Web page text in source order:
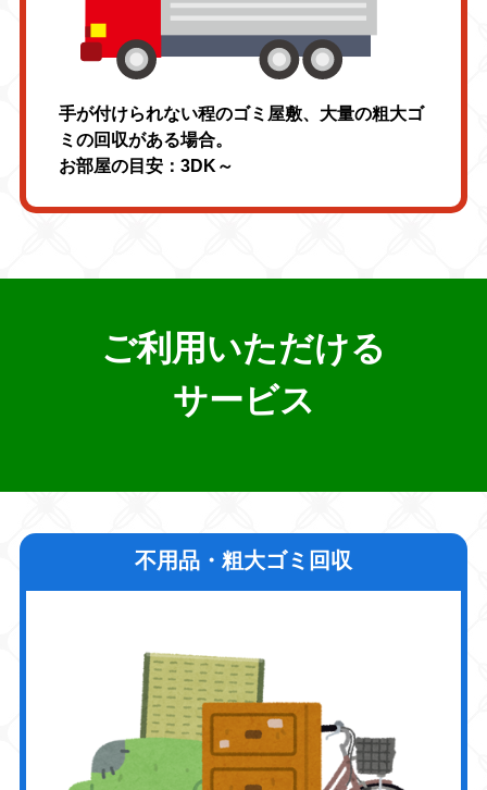
手が付けられない程のゴミ屋敷、大量の粗大ゴ
ミの回収がある場合。
お部屋の目安：3DK～
ご利用いただける
サービス
不用品・粗大ゴミ回収